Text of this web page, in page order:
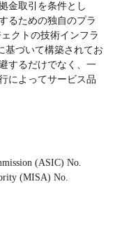
金取引を条件とし
るための独自のプラ
クトの技術インフラ
基づいて構築されてお
するだけでなく、一
によってサービス品
(ASIC) No.
(MISA) No.